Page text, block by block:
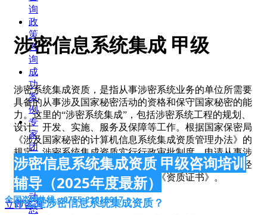
询
政
策
咨
询
成
功
案
例
专
家
团
队
新
闻
动
态
涉密信息系统集成 甲级
涉密系统集成资质，是指从事涉密系统业务的单位所需要
具备的从事涉及国家秘密活动的资格和保守国家秘密的能
力。这里的“涉密系统集成”，包括涉密系统工程的规划、
设计、开发、实施、服务及保障等工作。根据国家保密局
《涉及国家秘密的计算机信息系统集成资质管理办法》的
规定，涉密系统集成资质实行行政审批制度。申请从事涉
密系统集成资质业务的单位（以下简称申请单位），须经
有关国家保密工作部门审批，授予《资质证书》。
全国咨询热线：0755-21010617
立即咨询
涉密信息系统集成资质 甲级咨询培训
辅导（2025年度最新）
什么是涉密信息系统集成资质？